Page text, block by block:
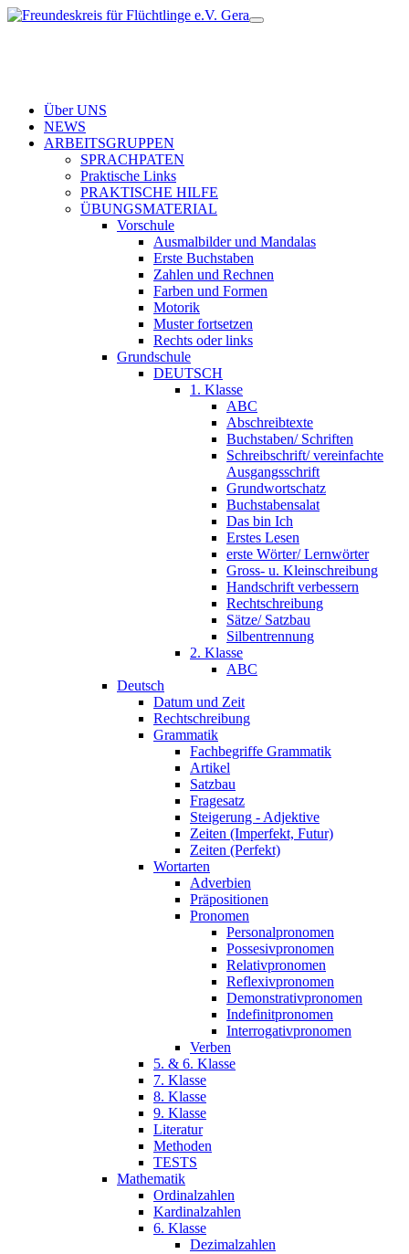
Über UNS
NEWS
ARBEITSGRUPPEN
SPRACHPATEN
Praktische Links
PRAKTISCHE HILFE
ÜBUNGSMATERIAL
Vorschule
Ausmalbilder und Mandalas
Erste Buchstaben
Zahlen und Rechnen
Farben und Formen
Motorik
Muster fortsetzen
Rechts oder links
Grundschule
DEUTSCH
1. Klasse
ABC
Abschreibtexte
Buchstaben/ Schriften
Schreibschrift/ vereinfachte
Ausgangsschrift
Grundwortschatz
Buchstabensalat
Das bin Ich
Erstes Lesen
erste Wörter/ Lernwörter
Gross- u. Kleinschreibung
Handschrift verbessern
Rechtschreibung
Sätze/ Satzbau
Silbentrennung
2. Klasse
ABC
Deutsch
Datum und Zeit
Rechtschreibung
Grammatik
Fachbegriffe Grammatik
Artikel
Satzbau
Fragesatz
Steigerung - Adjektive
Zeiten (Imperfekt, Futur)
Zeiten (Perfekt)
Wortarten
Adverbien
Präpositionen
Pronomen
Personalpronomen
Possesivpronomen
Relativpronomen
Reflexivpronomen
Demonstrativpronomen
Indefinitpronomen
Interrogativpronomen
Verben
5. & 6. Klasse
7. Klasse
8. Klasse
9. Klasse
Literatur
Methoden
TESTS
Mathematik
Ordinalzahlen
Kardinalzahlen
6. Klasse
Dezimalzahlen